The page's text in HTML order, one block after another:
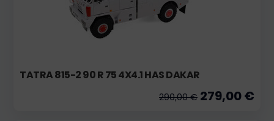
TATRA 815-2 90 R 75 4X4.1 HAS DAKAR
290,00 € 279,00 €